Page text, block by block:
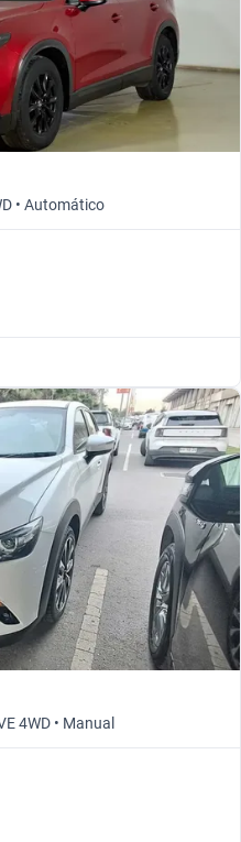
• Automático
4WD • Manual